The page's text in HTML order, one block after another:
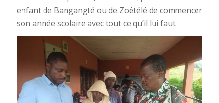
enfant de Bangangté ou de Zoétélé de commencer
son année scolaire avec tout ce qu’il lui faut.